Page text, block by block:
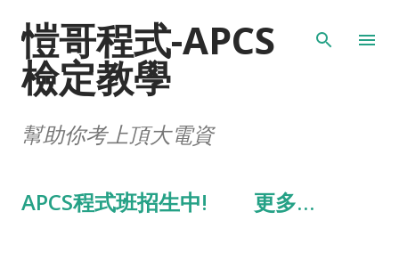
跳到主要內容
愷哥程式-APCS
檢定教學
幫助你考上頂大電資
APCS程式班招生中! 更多…